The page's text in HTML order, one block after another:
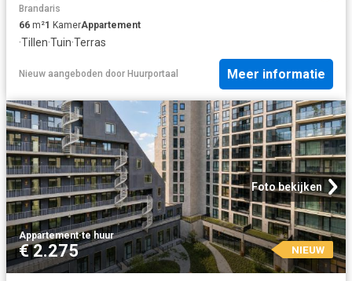
Brandaris
66 m²1 KamerAppartement
·Tillen·Tuin·Terras
Nieuw aangeboden door Huurportaal Meer informatie
Foto bekijken
Appartement·te huur
€ 2.275 NIEUW